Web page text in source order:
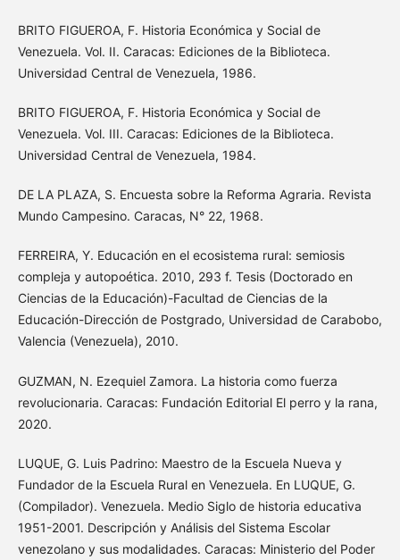
BRITO FIGUEROA, F. Historia Económica y Social de
Venezuela. Vol. II. Caracas: Ediciones de la Biblioteca.
Universidad Central de Venezuela, 1986.
BRITO FIGUEROA, F. Historia Económica y Social de
Venezuela. Vol. III. Caracas: Ediciones de la Biblioteca.
Universidad Central de Venezuela, 1984.
DE LA PLAZA, S. Encuesta sobre la Reforma Agraria. Revista
Mundo Campesino. Caracas, N° 22, 1968.
FERREIRA, Y. Educación en el ecosistema rural: semiosis
compleja y autopoética. 2010, 293 f. Tesis (Doctorado en
Ciencias de la Educación)-Facultad de Ciencias de la
Educación-Dirección de Postgrado, Universidad de Carabobo,
Valencia (Venezuela), 2010.
GUZMAN, N. Ezequiel Zamora. La historia como fuerza
revolucionaria. Caracas: Fundación Editorial El perro y la rana,
2020.
LUQUE, G. Luis Padrino: Maestro de la Escuela Nueva y
Fundador de la Escuela Rural en Venezuela. En LUQUE, G.
(Compilador). Venezuela. Medio Siglo de historia educativa
1951-2001. Descripción y Análisis del Sistema Escolar
venezolano y sus modalidades. Caracas: Ministerio del Poder